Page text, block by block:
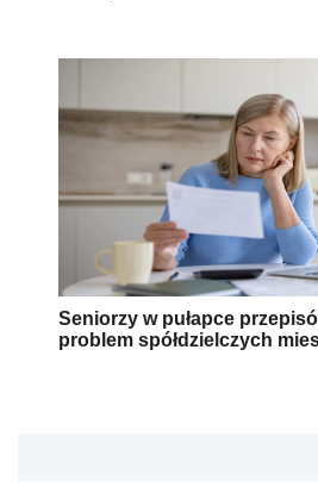
Seniorzy w pułapce
problem spółdzielczych